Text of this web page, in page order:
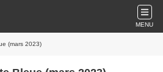
MENU
(mars 2023)